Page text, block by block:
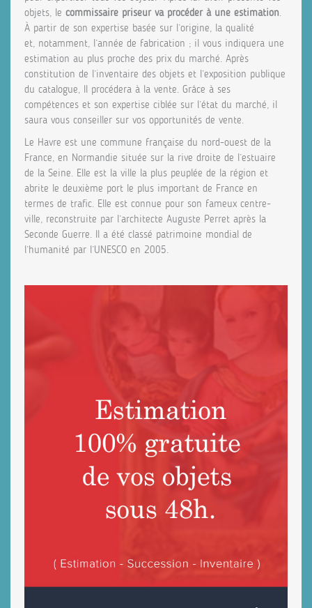
objets, le commissaire priseur va procéder à une estimation.
À partir de son expertise basée sur l’origine, la qualité
et, notamment, l’année de fabrication ; il vous indiquera une
estimation au plus proche des prix du marché. Après
constitution de l’inventaire des objets et l’exposition publique
du catalogue, Il procédera à la vente. Grâce à ses
compétences et son expertise ciblée sur l’état du marché, il
saura vous conseiller sur vos opportunités de vente.
Le Havre est une commune française du nord-ouest de la
France, en Normandie située sur la rive droite de l’estuaire
de la Seine. Elle est la ville la plus peuplée de la région et
abrite le deuxième port le plus important de France en
termes de trafic. Elle est connue pour son fameux centre-
ville, reconstruite par l’architecte Auguste Perret après la
Seconde Guerre. Il a été classé patrimoine mondial de
l’humanité par l’UNESCO en 2005.